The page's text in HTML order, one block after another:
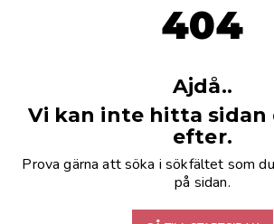
404
Ajdå..
Vi kan inte hitta sidan
efter.
Prova gärna att söka i sökfältet som
på sidan.